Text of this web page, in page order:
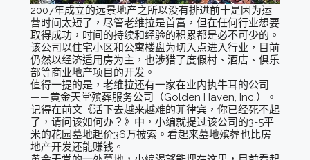
2007年成立的远景地产之所以没有排进前十是因为运
营时间太短了，尽管老维拉是首富，但在任何行业想要
取得成功，时间的持续和经验的积累都是必不可少的。
该公司以住宅小区和公寓楼盘为切入点进入行业，目前
仍然以经济适用房为主，也涉猎了度假村、酒店、俱乐
部等商业地产项目的开发。
值得一提的是，老维拉还有一家在业内执牛耳的公司
——黄金天堂殡葬服务公司（Golden Haven, Inc.）。
记得在前文《活下去越来越难的菲律宾，你已经死不起
了，请问该如何办？》中，小编就提过该公司的3-5平
米的花园墓地起价36万披索。看起来墓地殡葬也比房
地产开发还能赚钱。